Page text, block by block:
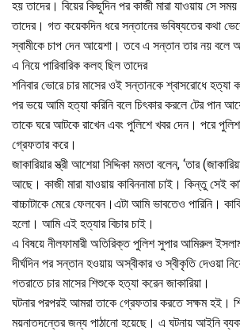
হয় তাদের। বিয়ের কিছুদিন পর কাজী মারা যাওয়ায় সে সময়
তাদের। গত কয়েকদিন ধরে সন্তানের ভবিষ্যতের কথা
স্বামীকে চাপ দেন আয়েশা। তবে এ সন্তান তার নয় বলে
এ নিয়ে পারিবারিক কলহ ছিল তাদের
শনিবার ভোরে চার মাসের ওই সন্তানকে শ্বাসরোধে হত্যা
পর ভয়ে আমি হত্যা করিনি বলে চিৎকার করলে টের পান
তাকে ঘরে আটকে রাখেন এবং পুলিশে খবর দেন। পরে পুলিশ
গ্রেফতার করে।
জাকারিয়ার স্ত্রী আশেয়া সিদ্দিকা মমতা বলেন, ‘তার
আছে। কাজী মারা যাওয়ায় কাবিননামা চাই। কিন্তু সেই
বাচ্চাটাকে মেরে ফেলবেন।এটা আমি ভাবতেও পারিনি।
হলো। আমি এই হত্যার বিচার চাই।
এ বিষয়ে নীলফামারী অতিরিক্ত পুলিশ সুপার আমিরুল
দীর্ঘদিন পর সন্তান হওয়ায় অস্বীকার ও স্বীকৃতি দেওয়া
গতরাতে চার মাসের শিশুকে হত্যা করেন জাকারিয়া।
ঘটনার পরপরই আমরা তাকে গ্রেফতার করতে সক্ষম হই।
ময়নাতদন্তের জন্য পাঠানো হয়েছে। এ ঘটনায় আইনি